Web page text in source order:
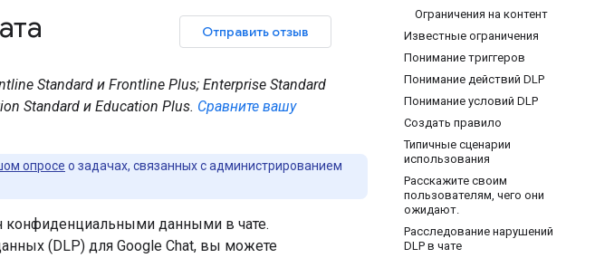
Ограничения на контент
Известные ограничения
Понимание триггеров
Понимание действий DLP
Понимание условий DLP
Создать правило
Типичные сценарии
использования
Расскажите своим
пользователям, чего они
ожидают.
Расследование нарушений
DLP в чате
Отправить отзыв
Standard и Frontline Plus; Enterprise Standard
Standard и Education Plus. Сравните вашу
опросе о задачах, связанных с администрированием
конфиденциальными данными в чате.
(DLP) для Google Chat, вы можете